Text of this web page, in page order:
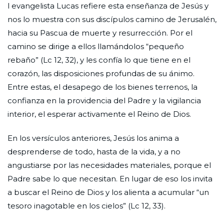
l evangelista Lucas refiere esta enseñanza de Jesús y
nos lo muestra con sus discípulos camino de Jerusalén,
hacia su Pascua de muerte y resurrección. Por el
camino se dirige a ellos llamándolos “pequeño
rebaño” (Lc 12, 32), y les confía lo que tiene en el
corazón, las disposiciones profundas de su ánimo.
Entre estas, el desapego de los bienes terrenos, la
confianza en la providencia del Padre y la vigilancia
interior, el esperar activamente el Reino de Dios.
En los versículos anteriores, Jesús los anima a
desprenderse de todo, hasta de la vida, y a no
angustiarse por las necesidades materiales, porque el
Padre sabe lo que necesitan. En lugar de eso los invita
a buscar el Reino de Dios y los alienta a acumular “un
tesoro inagotable en los cielos” (Lc 12, 33).